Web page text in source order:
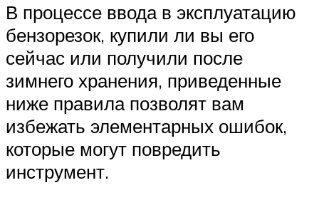
В процессе ввода в эксплуатацию
бензорезок, купили ли вы его
сейчас или получили после
зимнего хранения, приведенные
ниже правила позволят вам
избежать элементарных ошибок,
которые могут повредить
инструмент.